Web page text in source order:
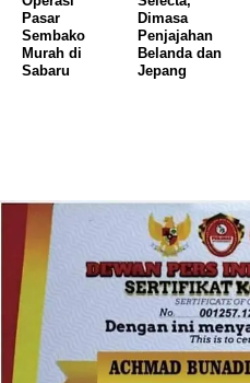
Pasar
Sembako
Murah di
Sabaru
Dimasa
Penjajahan
Belanda dan
Jepang